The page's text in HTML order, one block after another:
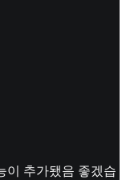
이 추가됐음 좋겠습